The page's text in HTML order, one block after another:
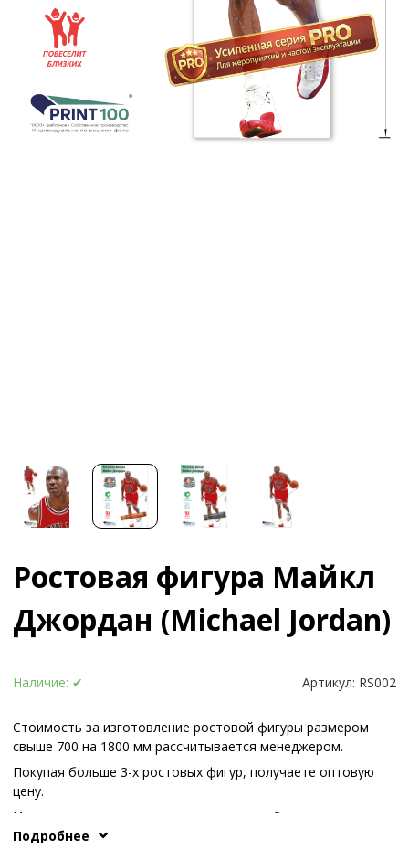
Ростовая фигура Майкл
Джордан (Michael Jordan)
Наличие: ✔ Артикул: RS002
Стоимость за изготовление ростовой фигуры размером
свыше 700 на 1800 мм рассчитывается менеджером.
Покупая больше 3-х ростовых фигур, получаете оптовую
цену.
Иные варианты опоры или конструкции обсуждаются с
нашими менеджерам по телефонам или в
Подробнее